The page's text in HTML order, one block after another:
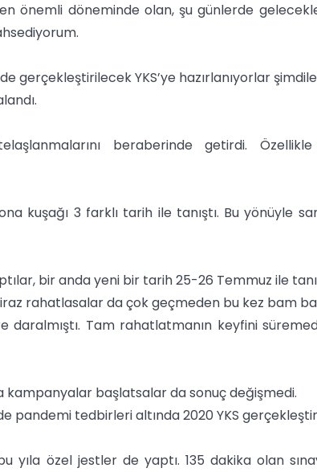
önemli döneminde olan, şu günlerde
gerçekleştirilecek YKS’ye hazırlanıyorlar
beraberinde getirdi.
kuşağı 3 farklı tarih ile tanıştı. Bu yönüyle
bir anda yeni bir tarih 25-26 Temmuz ile
rahatlasalar da çok geçmeden bu kez bam
daralmıştı. Tam rahatlatmanın keyfini
kampanyalar başlatsalar da sonuç değişmedi.
pandemi tedbirleri altında 2020 YKS
yıla özel jestler de yaptı. 135 dakika olan